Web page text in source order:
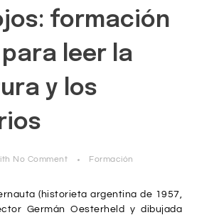
formación
leer la
y los
No Comment Formación
(historieta argentina de 1957,
Germán Oesterheld y dibujada